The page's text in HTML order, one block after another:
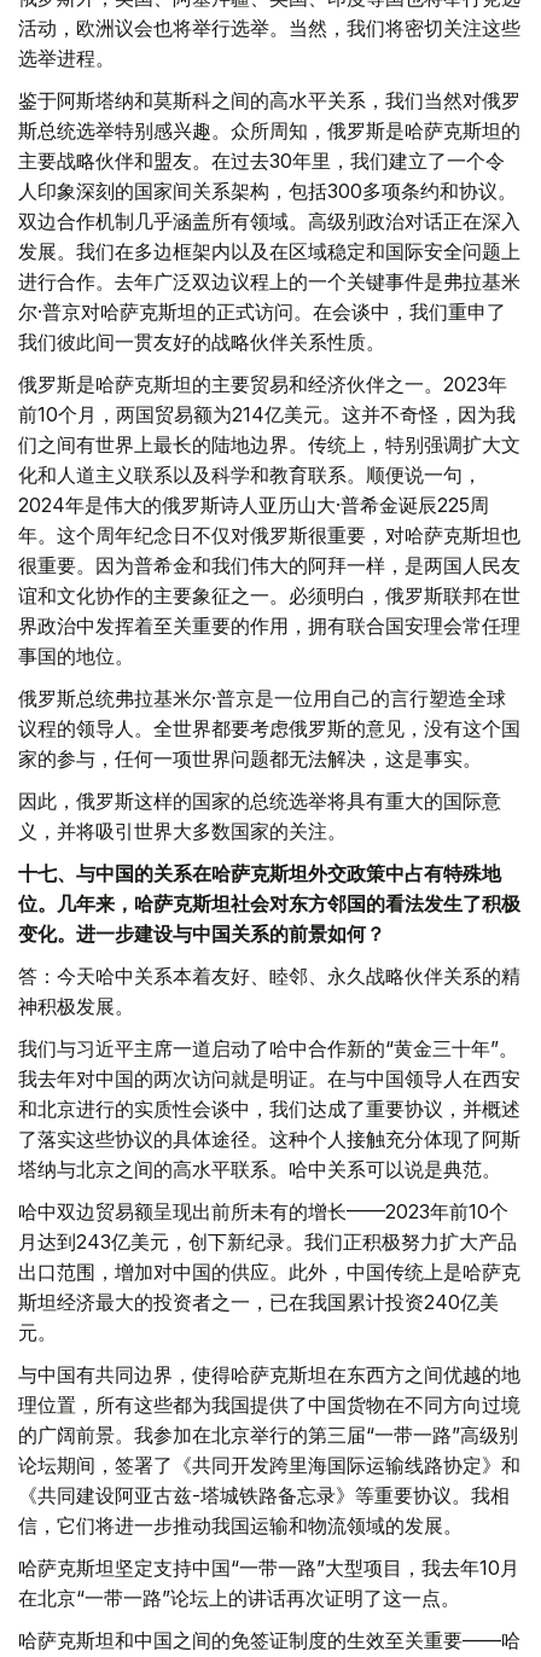
活动，欧洲议会也将举行选举。当然，我们将密切关注这些
选举进程。
鉴于阿斯塔纳和莫斯科之间的高水平关系，我们当然对俄罗
斯总统选举特别感兴趣。众所周知，俄罗斯是哈萨克斯坦的
主要战略伙伴和盟友。在过去30年里，我们建立了一个令
人印象深刻的国家间关系架构，包括300多项条约和协议。
双边合作机制几乎涵盖所有领域。高级别政治对话正在深入
发展。我们在多边框架内以及在区域稳定和国际安全问题上
进行合作。去年广泛双边议程上的一个关键事件是弗拉基米
尔·普京对哈萨克斯坦的正式访问。在会谈中，我们重申了
我们彼此间一贯友好的战略伙伴关系性质。
俄罗斯是哈萨克斯坦的主要贸易和经济伙伴之一。2023年
前10个月，两国贸易额为214亿美元。这并不奇怪，因为我
们之间有世界上最长的陆地边界。传统上，特别强调扩大文
化和人道主义联系以及科学和教育联系。顺便说一句，
2024年是伟大的俄罗斯诗人亚历山大·普希金诞辰225周
年。这个周年纪念日不仅对俄罗斯很重要，对哈萨克斯坦也
很重要。因为普希金和我们伟大的阿拜一样，是两国人民友
谊和文化协作的主要象征之一。必须明白，俄罗斯联邦在世
界政治中发挥着至关重要的作用，拥有联合国安理会常任理
事国的地位。
俄罗斯总统弗拉基米尔·普京是一位用自己的言行塑造全球
议程的领导人。全世界都要考虑俄罗斯的意见，没有这个国
家的参与，任何一项世界问题都无法解决，这是事实。
因此，俄罗斯这样的国家的总统选举将具有重大的国际意
义，并将吸引世界大多数国家的关注。
十七、与中国的关系在哈萨克斯坦外交政策中占有特殊地
位。几年来，哈萨克斯坦社会对东方邻国的看法发生了积极
变化。进一步建设与中国关系的前景如何？
答：今天哈中关系本着友好、睦邻、永久战略伙伴关系的精
神积极发展。
我们与习近平主席一道启动了哈中合作新的“黄金三十年”。
我去年对中国的两次访问就是明证。在与中国领导人在西安
和北京进行的实质性会谈中，我们达成了重要协议，并概述
了落实这些协议的具体途径。这种个人接触充分体现了阿斯
塔纳与北京之间的高水平联系。哈中关系可以说是典范。
哈中双边贸易额呈现出前所未有的增长——2023年前10个
月达到243亿美元，创下新纪录。我们正积极努力扩大产品
出口范围，增加对中国的供应。此外，中国传统上是哈萨克
斯坦经济最大的投资者之一，已在我国累计投资240亿美
元。
与中国有共同边界，使得哈萨克斯坦在东西方之间优越的地
理位置，所有这些都为我国提供了中国货物在不同方向过境
的广阔前景。我参加在北京举行的第三届“一带一路”高级别
论坛期间，签署了《共同开发跨里海国际运输线路协定》和
《共同建设阿亚古兹-塔城铁路备忘录》等重要协议。我相
信，它们将进一步推动我国运输和物流领域的发展。
哈萨克斯坦坚定支持中国“一带一路”大型项目，我去年10月
在北京“一带一路”论坛上的讲话再次证明了这一点。
哈萨克斯坦和中国之间的免签证制度的生效至关重要——哈